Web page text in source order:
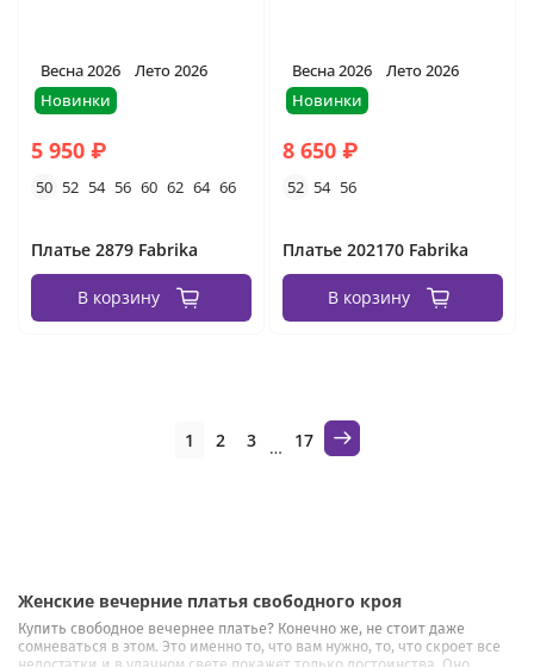
Весна 2026
Лето 2026
Новинки
5 950 ₽
50 52 54 56 60 62 64 66
Платье 2879 Fabrika
В корзину
Весна 2026
Лето 2026
Новинки
8 650 ₽
52 54 56
Платье 202170 Fabrika
В корзину
1 2 3 … 17
Женские вечерние платья свободного кроя
Купить свободное вечернее платье? Конечно же, не стоит даже
сомневаться в этом. Это именно то, что вам нужно, то, что скроет все
недостатки и в удачном свете покажет только достоинства. Оно